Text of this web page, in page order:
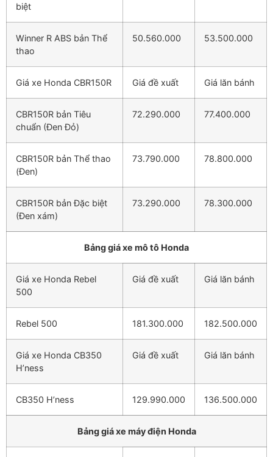
biệt
Winner R ABS bản Thể
thao
50.560.000 53.500.000
Giá xe Honda CBR150R Giá đề xuất Giá lăn bánh
CBR150R bản Tiêu
chuẩn (Đen Đỏ)
72.290.000 77.400.000
CBR150R bản Thể thao
(Đen)
73.790.000 78.800.000
CBR150R bản Đặc biệt
(Đen xám)
73.290.000 78.300.000
Bảng giá xe mô tô Honda
Giá xe Honda Rebel
500
Giá đề xuất Giá lăn bánh
Rebel 500 181.300.000 182.500.000
Giá xe Honda CB350
H’ness
Giá đề xuất Giá lăn bánh
CB350 H’ness 129.990.000 136.500.000
Bảng giá xe máy điện Honda